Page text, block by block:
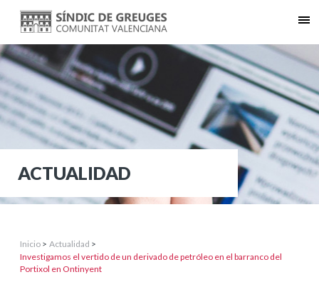
ACTUALIDAD
Inicio > Actualidad >
Investigamos el vertido de un derivado de petróleo en el barranco del
Portixol en Ontinyent